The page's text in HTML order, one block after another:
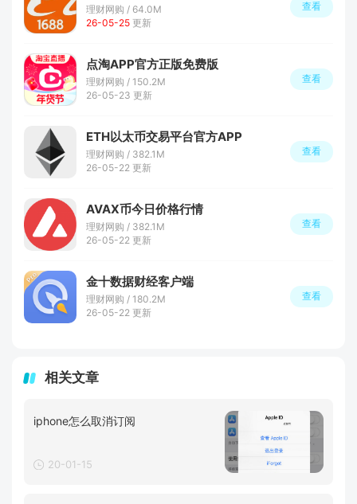
理财网购 / 64.0M
26-05-25 更新
查看
点淘APP官方正版免费版
理财网购 / 150.2M
26-05-23 更新
查看
ETH以太币交易平台官方APP
理财网购 / 382.1M
26-05-22 更新
查看
AVAX币今日价格行情
理财网购 / 382.1M
26-05-22 更新
查看
金十数据财经客户端
理财网购 / 180.2M
26-05-22 更新
查看
相关文章
iphone怎么取消订阅
20-01-15